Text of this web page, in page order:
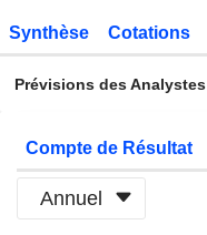
Synthèse Cotations
Prévisions des Analystes
Compte de Résultat
Annuel